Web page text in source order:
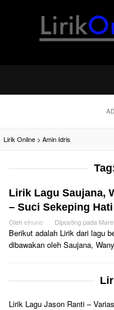
Lirik Online > Amin Idris
Lirik Lagu Saujana,
– Suci Sekeping
Olehelnuno Diposting pada
Berikut adalah Lirik dari lagu
dibawakan oleh Saujana,
Lirik Lagu Jason Ranti –